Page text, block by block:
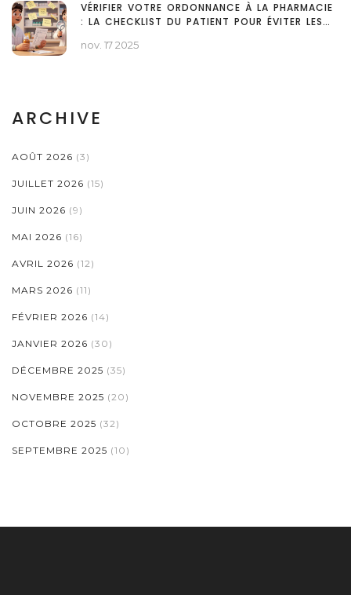
VÉRIFIER VOTRE ORDONNANCE À LA PHARMACIE
: LA CHECKLIST DU PATIENT POUR ÉVITER LES
nov. 17 2025
ARCHIVE
AOÛT 2026 (3)
JUILLET 2026 (15)
JUIN 2026 (9)
MAI 2026 (16)
AVRIL 2026 (12)
MARS 2026 (11)
FÉVRIER 2026 (14)
JANVIER 2026 (30)
DÉCEMBRE 2025 (35)
NOVEMBRE 2025 (20)
OCTOBRE 2025 (32)
SEPTEMBRE 2025 (10)